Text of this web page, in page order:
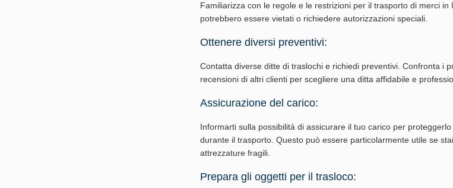
Familiarizza con le regole e le restrizioni per il trasporto di merci in
potrebbero essere vietati o richiedere autorizzazioni speciali.
Ottenere diversi preventivi:
Contatta diverse ditte di traslochi e richiedi preventivi. Confronta i
recensioni di altri clienti per scegliere una ditta affidabile e
Assicurazione del carico:
Informarti sulla possibilità di assicurare il tuo carico per
durante il trasporto. Questo può essere particolarmente utile se
attrezzature fragili.
Prepara gli oggetti per il trasloco: